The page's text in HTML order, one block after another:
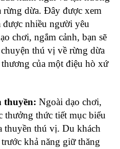
dừa. Đây được xem
nhiều người yêu
chơi, ngắm cảnh, bạn sẽ
thú vị về rừng dừa
của một điệu hò xứ
thuyền: Ngoài dạo chơi,
thưởng thức tiết mục biểu
thuyền thú vị. Du khách
khả năng giữ thăng